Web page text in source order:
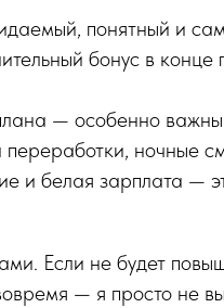
понятный и
бонус в конце
— особенно важны
ночные
и белая зарплата —
Если не будет
— я просто не